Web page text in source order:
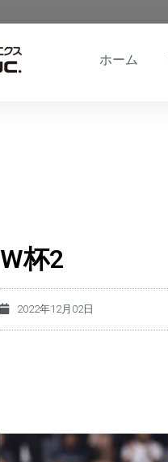
ホーム
W杯2
2022年12月02日